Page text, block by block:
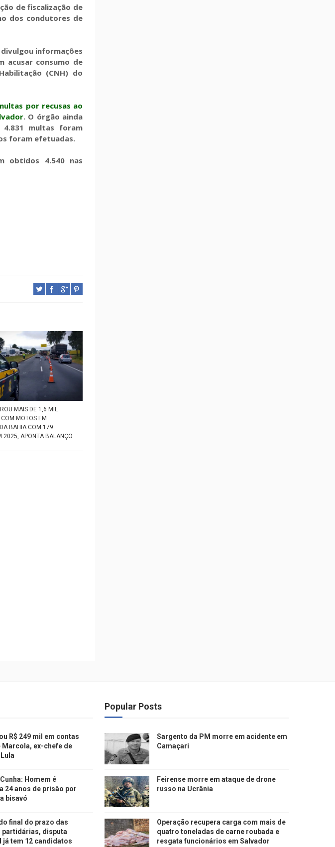
de fiscalização de
dos condutores de
informações
acusar consumo de
(CNH) do
por recusas ao
. O órgão ainda
4.831 multas foram
foram efetuadas.
obtidos 4.540 nas
MAIS DE 1,6 MIL
MOTOS EM
BAHIA COM 179
2025, APONTA BALANÇO
R$ 249 mil em contas
Marcola, ex-chefe de
Homem é
24 anos de prisão por
bisavó
final do prazo das
partidárias, disputa
já tem 12 candidatos
Popular Posts
Sargento da PM morre em acidente em
Camaçari
Feirense morre em ataque de drone
russo na Ucrânia
Operação recupera carga com mais de
quatro toneladas de carne roubada e
resgata funcionários em Salvador